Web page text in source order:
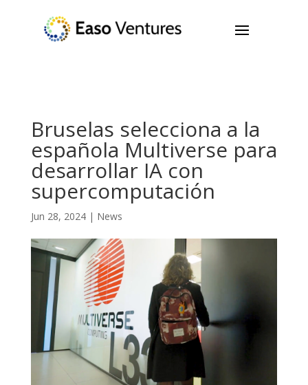
Bruselas selecciona a la
española Multiverse para
desarrollar IA con
supercomputación
Jun 28, 2024| News